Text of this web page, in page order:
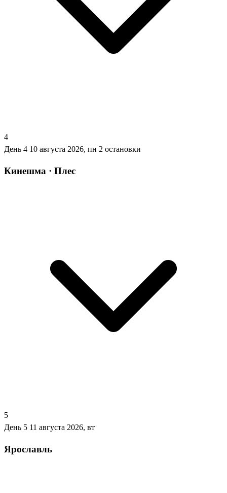
4
День 4 10 августа 2026, пн 2 остановки
Кинешма · Плес
5
День 5 11 августа 2026, вт
Ярославль